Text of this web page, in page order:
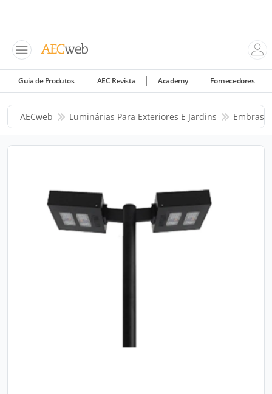
Guia de Produtos AEC Revista Academy Fornecedores
AECweb Luminárias Para Exteriores E Jardins Embras